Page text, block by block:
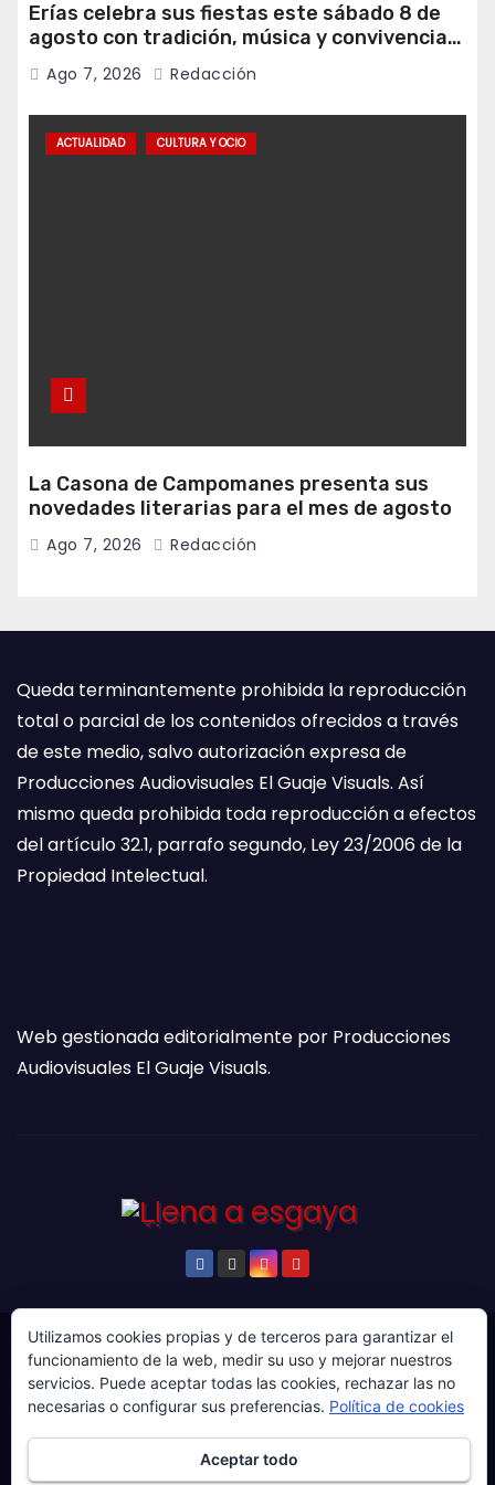
Erías celebra sus fiestas este sábado 8 de
agosto con tradición, música y convivencia
vecinal
Ago 7, 2026 Redacción
ACTUALIDAD CULTURA Y OCIO
La Casona de Campomanes presenta sus
novedades literarias para el mes de agosto
Ago 7, 2026 Redacción
Queda terminantemente prohibida la reproducción
total o parcial de los contenidos ofrecidos a través
de este medio, salvo autorización expresa de
Producciones Audiovisuales El Guaje Visuals. Así
mismo queda prohibida toda reproducción a efectos
del artículo 32.1, parrafo segundo, Ley 23/2006 de la
Propiedad Intelectual.
Web gestionada editorialmente por Producciones
Audiovisuales El Guaje Visuals.
© Copyright 2024. Todos los derechos reservados.
Web gestionada por Producciones Audiovisuales El
Guaje Visuals.
Sobre ‘Ḷḷena a esgaya’ Publicidad
Utilizamos cookies propias y de terceros para garantizar el
funcionamiento de la web, medir su uso y mejorar nuestros
servicios. Puede aceptar todas las cookies, rechazar las no
necesarias o configurar sus preferencias. Política de cookies
Aceptar todo